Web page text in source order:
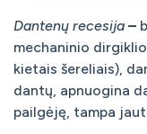
Dantenų recesija –
mechaninio
kietais šereliais),
dantų, apnuogina
pailgėję, tampa